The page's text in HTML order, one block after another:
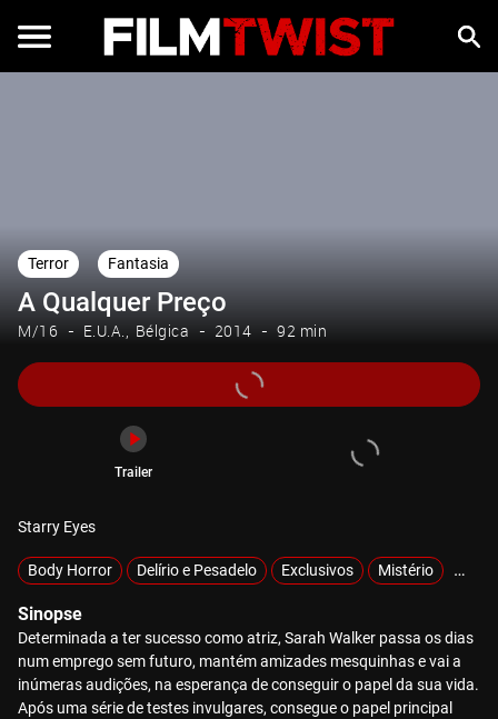
Terror Fantasia
A Qualquer Preço
M/16 E.U.A. Bélgica 2014 92 min
Trailer
Starry Eyes
Body Horror Delírio e Pesadelo Exclusivos Mistério
Sinopse
Determinada a ter sucesso como atriz, Sarah Walker passa os dias
num emprego sem futuro, mantém amizades mesquinhas e vai a
inúmeras audições, na esperança de conseguir o papel da sua vida.
Após uma série de testes invulgares, consegue o papel principal